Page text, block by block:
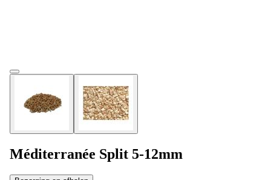
Méditerranée Split 5-12mm